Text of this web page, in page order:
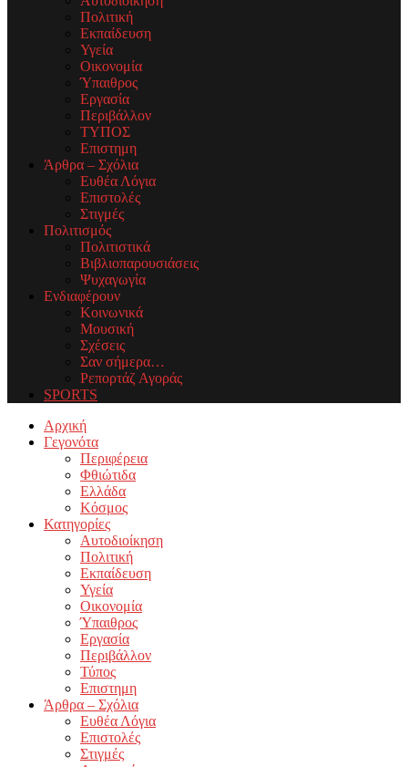
Πολιτική
Εκπαίδευση
Υγεία
Οικονομία
Ύπαιθρος
Εργασία
Περιβάλλον
ΤΥΠΟΣ
Επιστημη
Άρθρα – Σχόλια
Ευθέα Λόγια
Επιστολές
Στιγμές
Πολιτισμός
Πολιτιστικά
Βιβλιοπαρουσιάσεις
Ψυχαγωγία
Ενδιαφέρουν
Κοινωνικά
Μουσική
Σχέσεις
Σαν σήμερα…
Ρεπορτάζ Αγοράς
SPORTS
Facebook
Twitter
Instagram
Youtube
Email
Αρχική
Γεγονότα
Περιφέρεια
Φθιώτιδα
Ελλάδα
Κόσμος
Κατηγορίες
Αυτοδιοίκηση
Πολιτική
Εκπαίδευση
Υγεία
Οικονομία
Ύπαιθρος
Εργασία
Περιβάλλον
Τύπος
Επιστημη
Άρθρα – Σχόλια
Ευθέα Λόγια
Επιστολές
Στιγμές